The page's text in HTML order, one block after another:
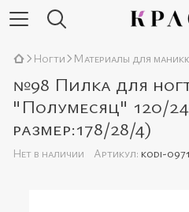
Ногти Материалы для
№98 Пилка для
"Полумесяц" 120/
размер:178/28/4)
Нет в наличии Артикул: kodi-0971